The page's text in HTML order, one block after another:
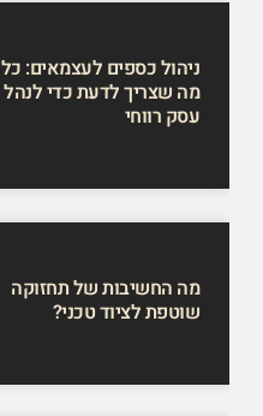
ניהול כספים לעצמאים: כל
מה שצריך לדעת כדי לנהל
עסק רווחי
מה החשיבות של תחזוקה
שוטפת לציוד טכני?